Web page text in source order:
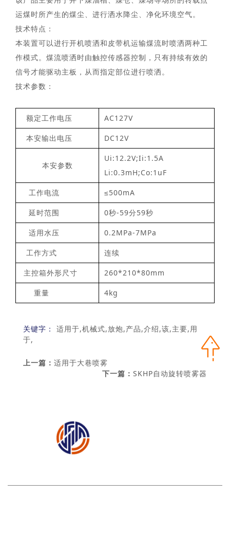
运煤时所产生的煤尘、进行洒水降尘、净化环境空气。
技术特点：
本装置可以进行开机喷洒和皮带机运输煤流时喷洒两种工
作模式。煤流喷洒时由触控传感器控制，只有持续有效的
信号才能驱动主板，从而指定部位进行喷洒。
技术参数：
额定工作电压 AC127V
本安输出电压 DC12V
本安参数
Ui:12.2V;Ii:1.5A
Li:0.3mH;Co:1uF
工作电流 ≤500mA
延时范围 0秒-59分59秒
适用水压 0.2MPa-7MPa
工作方式 连续
主控箱外形尺寸 260*210*80mm
重量 4kg
关键字：
适用于,机械式,放炮,产品,介绍,该,主要,用
于,
上一篇： 适用于大巷喷雾
下一篇： SKHP自动旋转喷雾器